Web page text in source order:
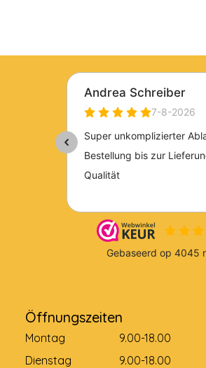
Öffnungszeiten
Montag
9.00-18.00
Dienstag
9.00-18.00